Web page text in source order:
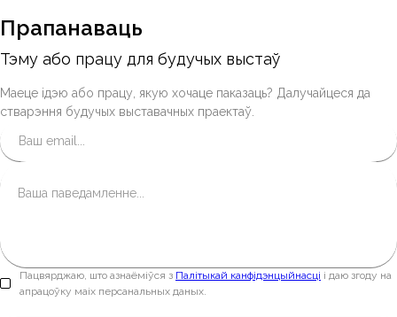
Прапанаваць
Тэму або працу для будучых выстаў
Маеце ідэю або працу, якую хочаце паказаць? Далучайцеся да
стварэння будучых выставачных праектаў.
Пацвярджаю, што азнаёміўся з Палітыкай канфідэнцыйнасці і даю згоду на
апрацоўку маіх персанальных даных.